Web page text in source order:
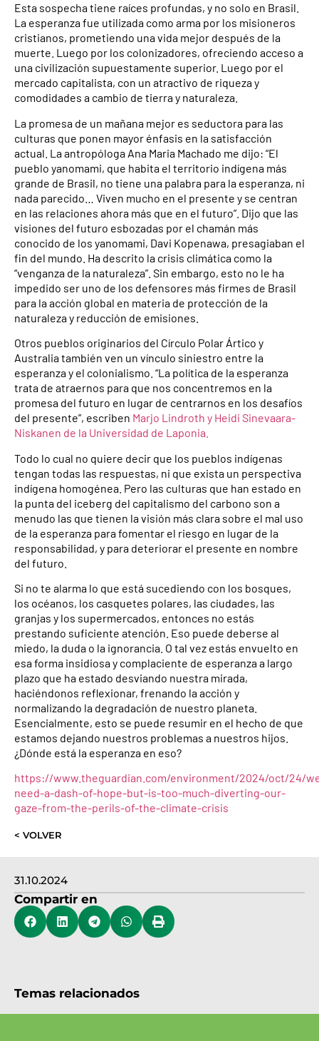
31.10.2024
Compartir en
Temas relacionados
Esta sospecha tiene raíces profundas, y no solo en Brasil.
La esperanza fue utilizada como arma por los misioneros
cristianos, prometiendo una vida mejor después de la
muerte. Luego por los colonizadores, ofreciendo acceso a
una civilización supuestamente superior. Luego por el
mercado capitalista, con un atractivo de riqueza y
comodidades a cambio de tierra y naturaleza.
La promesa de un mañana mejor es seductora para las
culturas que ponen mayor énfasis en la satisfacción
actual. La antropóloga Ana Maria Machado me dijo: “El
pueblo yanomami, que habita el territorio indígena más
grande de Brasil, no tiene una palabra para la esperanza, ni
nada parecido… Viven mucho en el presente y se centran
en las relaciones ahora más que en el futuro”. Dijo que las
visiones del futuro esbozadas por el chamán más
conocido de los yanomami, Davi Kopenawa, presagiaban el
fin del mundo. Ha descrito la crisis climática como la
“venganza de la naturaleza”. Sin embargo, esto no le ha
impedido ser uno de los defensores más firmes de Brasil
para la acción global en materia de protección de la
naturaleza y reducción de emisiones.
Otros pueblos originarios del Círculo Polar Ártico y
Australia también ven un vínculo siniestro entre la
esperanza y el colonialismo. “La política de la esperanza
trata de atraernos para que nos concentremos en la
promesa del futuro en lugar de centrarnos en los desafíos
del presente”, escriben Marjo Lindroth y Heidi Sinevaara-
Niskanen de la Universidad de Laponia.
Todo lo cual no quiere decir que los pueblos indígenas
tengan todas las respuestas, ni que exista un perspectiva
indígena homogénea. Pero las culturas que han estado en
la punta del iceberg del capitalismo del carbono son a
menudo las que tienen la visión más clara sobre el mal uso
de la esperanza para fomentar el riesgo en lugar de la
responsabilidad, y para deteriorar el presente en nombre
del futuro.
Si no te alarma lo que está sucediendo con los bosques,
los océanos, los casquetes polares, las ciudades, las
granjas y los supermercados, entonces no estás
prestando suficiente atención. Eso puede deberse al
miedo, la duda o la ignorancia. O tal vez estás envuelto en
esa forma insidiosa y complaciente de esperanza a largo
plazo que ha estado desviando nuestra mirada,
haciéndonos reflexionar, frenando la acción y
normalizando la degradación de nuestro planeta.
Esencialmente, esto se puede resumir en el hecho de que
estamos dejando nuestros problemas a nuestros hijos.
¿Dónde está la esperanza en eso?
https://www.theguardian.com/environment/2024/oct/24/
need-a-dash-of-hope-but-is-too-much-diverting-our-
gaze-from-the-perils-of-the-climate-crisis
< VOLVER